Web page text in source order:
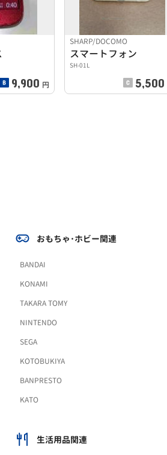
9,900 円
SHARP/DOCOMO
スマートフォン
SH-01L
5,500
おもちゃ･ホビー関連
BANDAI
KONAMI
TAKARA TOMY
NINTENDO
SEGA
KOTOBUKIYA
BANPRESTO
KATO
生活用品関連